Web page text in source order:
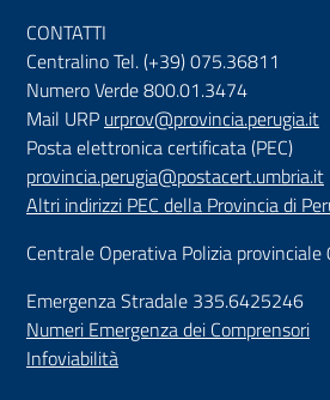
CONTATTI
Centralino Tel. (+39) 075.36811
Numero Verde 800.01.3474
Mail URP urprov@provincia.perugia.it
Posta elettronica certificata (PEC)
provincia.perugia@postacert.umbria.it
Altri indirizzi PEC della Provincia di
Centrale Operativa Polizia
Emergenza Stradale 335.6425246
Numeri Emergenza dei Comprensori
Infoviabilità